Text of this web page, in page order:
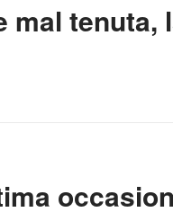
mal tenuta,